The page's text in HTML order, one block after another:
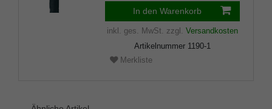
In den Warenkorb
inkl. ges. MwSt. zzgl. Versandkosten
Artikelnummer 1190-1
Merkliste